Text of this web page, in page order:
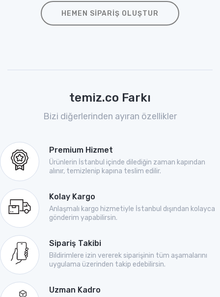
HEMEN SIPARIŞ OLUŞTUR
temiz.co Farkı
Bizi diğerlerinden ayıran özellikler
Premium Hizmet
Ürünlerin İstanbul içinde dilediğin zaman kapından
alınır, temizlenip kapına teslim edilir.
Kolay Kargo
Anlaşmalı kargo hizmetiyle İstanbul dışından kolayca
gönderim yapabilirsin.
Sipariş Takibi
Bildirimlere izin vererek siparişinin tüm aşamalarını
uygulama üzerinden takip edebilirsin.
Uzman Kadro